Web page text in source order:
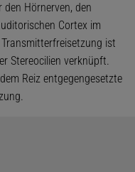
Hörnerven, den
Cortex im
ist
Stereocilien verknüpft.
Reiz entgegengesetzte